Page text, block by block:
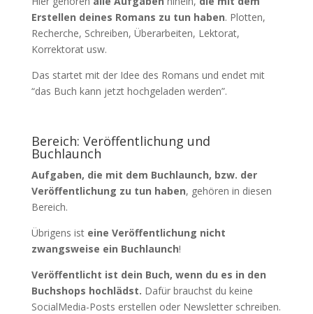
Erstellen deines Romans zu tun haben. Plotten,
Recherche, Schreiben, Überarbeiten, Lektorat,
Korrektorat usw.
Das startet mit der Idee des Romans und endet mit
“das Buch kann jetzt hochgeladen werden”.
Bereich: Veröffentlichung und
Buchlaunch
Aufgaben, die mit dem Buchlaunch, bzw. der
Veröffentlichung zu tun haben, gehören in diesen
Bereich.
Übrigens ist eine Veröffentlichung nicht
zwangsweise ein Buchlaunch!
Veröffentlicht ist dein Buch, wenn du es in den
Buchshops hochlädst. Dafür brauchst du keine
SocialMedia-Posts erstellen oder Newsletter schreiben.